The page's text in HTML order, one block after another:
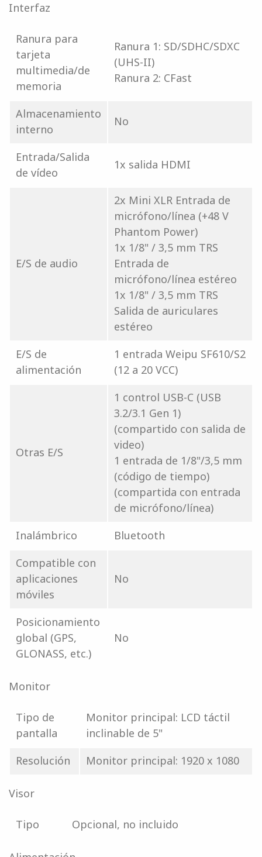
Interfaz
Ranura para
tarjeta
multimedia/de
memoria
Ranura 1: SD/SDHC/SDXC
(UHS-II)
Ranura 2: CFast
Almacenamiento
interno
No
Entrada/Salida
de vídeo
1x salida HDMI
E/S de audio
2x Mini XLR Entrada de
micrófono/línea (+48 V
Phantom Power)
1x 1/8" / 3,5 mm TRS
Entrada de
micrófono/línea estéreo
1x 1/8" / 3,5 mm TRS
Salida de auriculares
estéreo
E/S de
alimentación
1 entrada Weipu SF610/S2
(12 a 20 VCC)
Otras E/S
1 control USB-C (USB
3.2/3.1 Gen 1)
(compartido con salida de
video)
1 entrada de 1/8"/3,5 mm
(código de tiempo)
(compartida con entrada
de micrófono/línea)
Inalámbrico
Bluetooth
Compatible con
aplicaciones
móviles
No
Posicionamiento
global (GPS,
GLONASS, etc.)
No
Monitor
Tipo de
pantalla
Monitor principal: LCD táctil
inclinable de 5"
Resolución
Monitor principal: 1920 x 1080
Visor
Tipo Opcional, no incluido